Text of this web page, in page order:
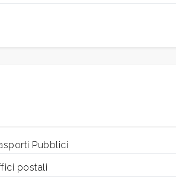
Pubblici
postali